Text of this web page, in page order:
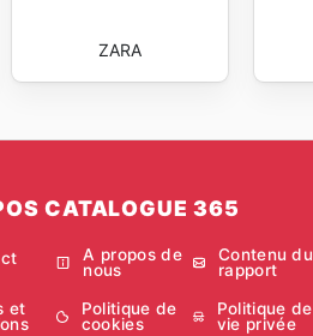
ZARA
CATALOGUE 365
A propos de
nous
Contenu du
rapport
et
Politique de
cookies
Politique de
vie privée